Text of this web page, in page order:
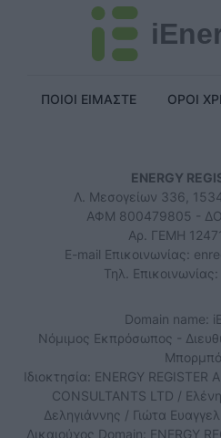
ΠΟΙΟΙ ΕΙΜΑΣΤΕ ΟΡΟΙ
ENERGY
Λ. Μεσογείων 336,
ΑΦΜ 800479805 -
Αρ. ΓΕΜΗ
E-mail Επικοινωνίας:
Τηλ.
Domain name:
Νόμιμος Εκπρόσωπος -
Ιδιοκτησία: ENERGY
CONSULTANTS LTD /
Δεληγιάννης / Γιώτα
Δικαιούχος Domain: ENERGY